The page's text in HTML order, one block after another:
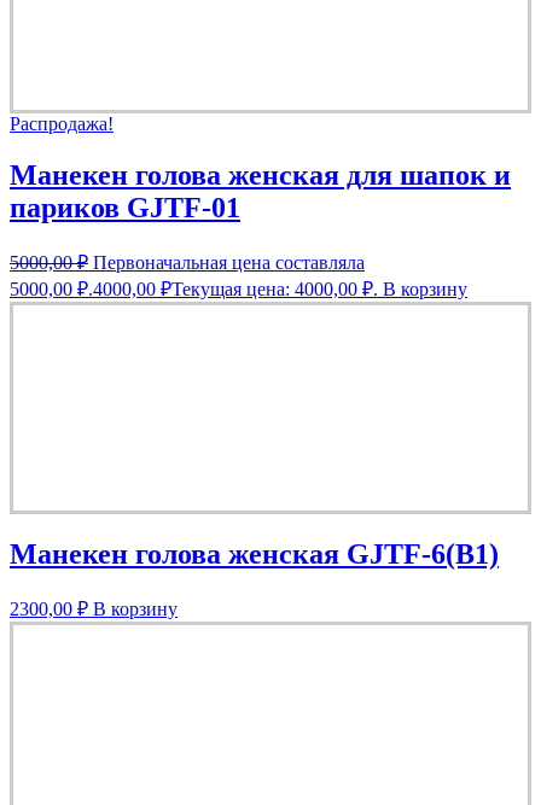
Распродажа!
Манекен голова женская для шапок и
париков GJTF-01
5000,00₽ Первоначальная цена составляла
5000,00 ₽.4000,00 ₽Текущая цена: 4000,00 ₽. В корзину
Манекен голова женская GJTF-6(B1)
2300,00 ₽ В корзину